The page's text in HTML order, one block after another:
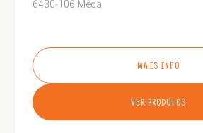
6430-106 Mêda
MAIS INFO
VER PRODUTOS